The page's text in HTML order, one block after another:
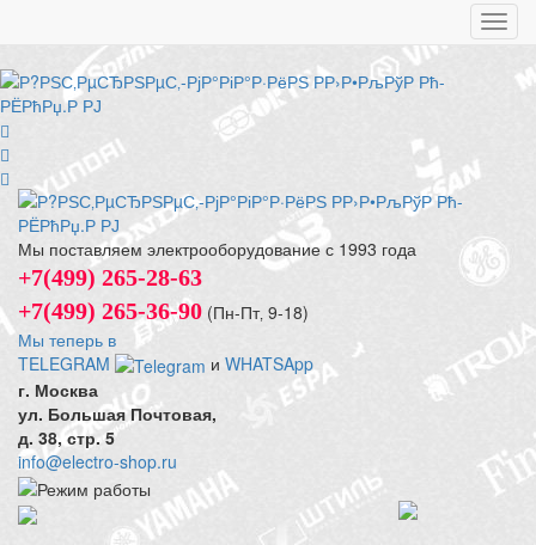
Мы поставляем электрооборудование с 1993 года
+7(499) 265-28-63
+7(499) 265-36-90 (Пн-Пт‚ 9-18)
Мы теперь в
TELEGRAM
и WHATSApp
г. Москва
ул. Большая Почтовая,
д. 38, стр. 5
info@electro-shop.ru